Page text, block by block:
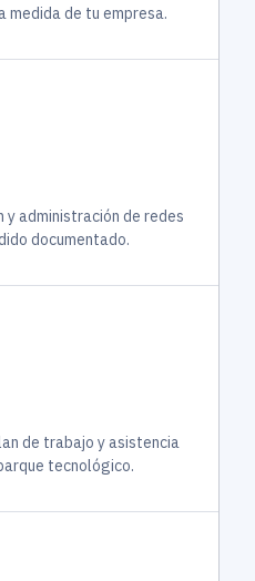
medida de tu empresa.
y administración de redes
documentado.
de trabajo y asistencia
tecnológico.